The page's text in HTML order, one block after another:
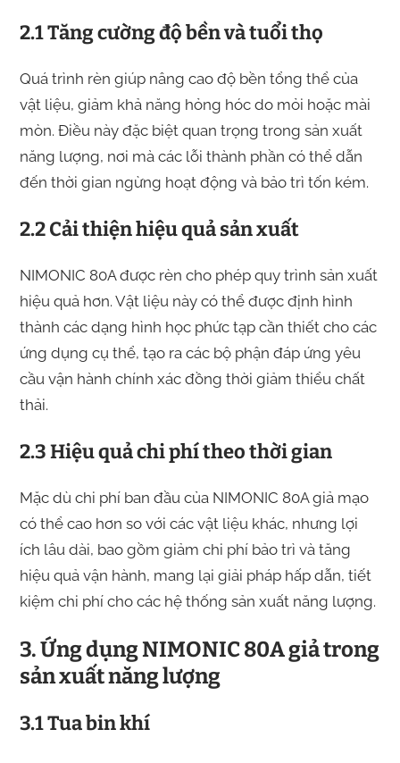
2.1 Tăng cường độ bền và tuổi thọ
Quá trình rèn giúp nâng cao độ bền tổng thể của
vật liệu, giảm khả năng hỏng hóc do mỏi hoặc mài
mòn. Điều này đặc biệt quan trọng trong sản xuất
năng lượng, nơi mà các lỗi thành phần có thể dẫn
đến thời gian ngừng hoạt động và bảo trì tốn kém.
2.2 Cải thiện hiệu quả sản xuất
NIMONIC 80A được rèn cho phép quy trình sản xuất
hiệu quả hơn. Vật liệu này có thể được định hình
thành các dạng hình học phức tạp cần thiết cho các
ứng dụng cụ thể, tạo ra các bộ phận đáp ứng yêu
cầu vận hành chính xác đồng thời giảm thiểu chất
thải.
2.3 Hiệu quả chi phí theo thời gian
Mặc dù chi phí ban đầu của NIMONIC 80A giả mạo
có thể cao hơn so với các vật liệu khác, nhưng lợi
ích lâu dài, bao gồm giảm chi phí bảo trì và tăng
hiệu quả vận hành, mang lại giải pháp hấp dẫn, tiết
kiệm chi phí cho các hệ thống sản xuất năng lượng.
3. Ứng dụng NIMONIC 80A giả trong
sản xuất năng lượng
3.1 Tua bin khí